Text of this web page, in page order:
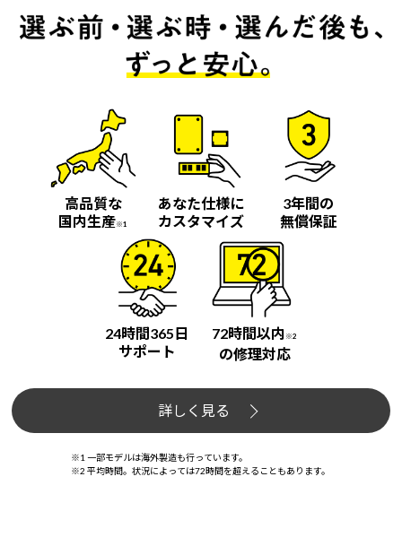
高品質な
国内生産※1
あなた仕様に
カスタマイズ
3年間の
無償保証
24時間365日
サポート
72時間以内 ※2
の修理対応
詳しく見る
※1 一部モデルは海外製造も行っています。
※2 平均時間。状況によっては72時間を超えることもあります。